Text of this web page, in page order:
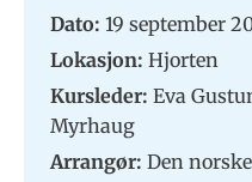
Dato: 19 september
Lokasjon: Hjorten
Kursleder: Eva
Myrhaug
Arrangør: Den